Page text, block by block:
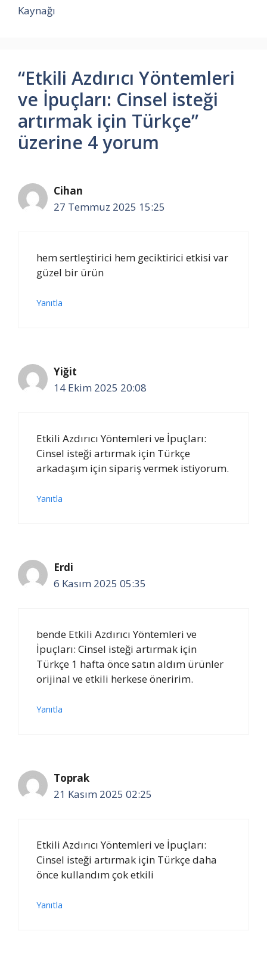
Kaynağı
“Etkili Azdırıcı Yöntemleri
ve İpuçları: Cinsel isteği
artırmak için Türkçe”
üzerine 4 yorum
Cihan
27 Temmuz 2025 15:25
hem sertleştirici hem geciktirici etkisi var
güzel bir ürün
Yanıtla
Yiğit
14 Ekim 2025 20:08
Etkili Azdırıcı Yöntemleri ve İpuçları:
Cinsel isteği artırmak için Türkçe
arkadaşım için sipariş vermek istiyorum.
Yanıtla
Erdi
6 Kasım 2025 05:35
bende Etkili Azdırıcı Yöntemleri ve
İpuçları: Cinsel isteği artırmak için
Türkçe 1 hafta önce satın aldım ürünler
orijinal ve etkili herkese öneririm.
Yanıtla
Toprak
21 Kasım 2025 02:25
Etkili Azdırıcı Yöntemleri ve İpuçları:
Cinsel isteği artırmak için Türkçe daha
önce kullandım çok etkili
Yanıtla